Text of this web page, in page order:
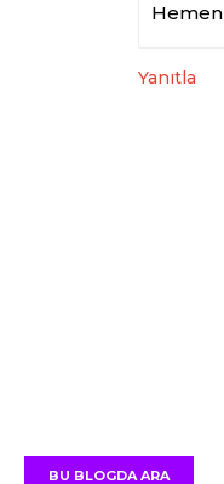
Yanıtla
BU BLOGDA ARA